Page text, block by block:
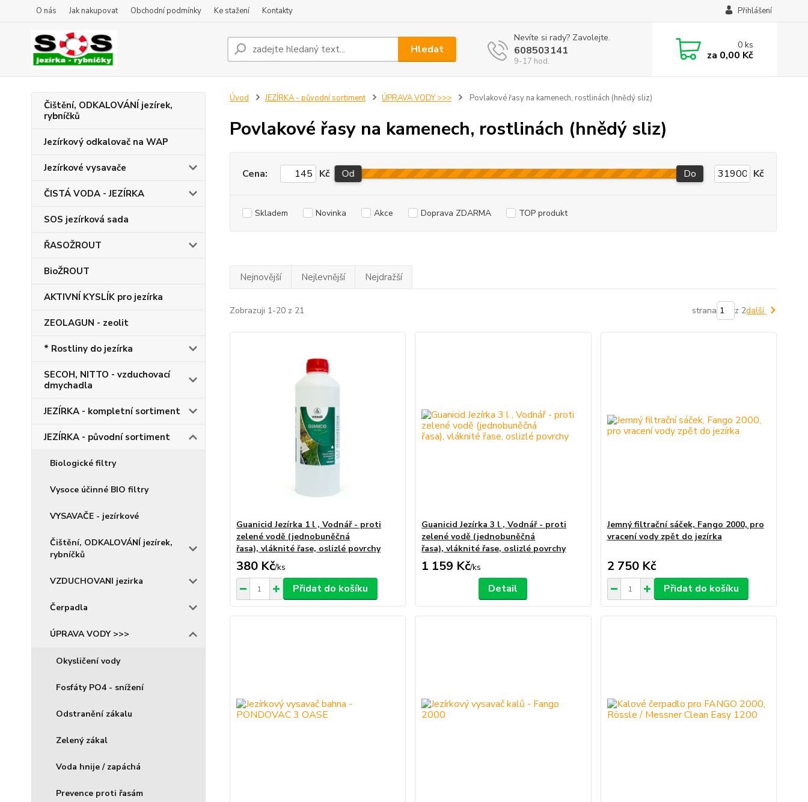
O nás Jak nakupovat Obchodní podmínky Ke stažení Kontakty Přihlášení
Hledat
Nevíte si rady? Zavolejte.
608503141
9-17 hod.
0ks
za 0,00 Kč
Čištění, ODKALOVÁNÍ jezírek,
rybníčků
Jezírkový odkalovač na WAP
Jezírkové vysavače
ČISTÁ VODA - JEZÍRKA
SOS jezírková sada
ŘASOŽROUT
BioŽROUT
AKTIVNÍ KYSLÍK pro jezírka
ZEOLAGUN - zeolit
* Rostliny do jezírka
SECOH, NITTO - vzduchovací
dmychadla
JEZÍRKA - kompletní sortiment
JEZÍRKA - původní sortiment
Biologické filtry
Vysoce účinné BIO filtry
VYSAVAČE - jezírkové
Čištění, ODKALOVÁNÍ jezírek,
rybníčků
VZDUCHOVANI jezirka
Čerpadla
ÚPRAVA VODY >>>
Okysličení vody
Fosfáty PO4 - snížení
Odstranění zákalu
Zelený zákal
Voda hnije / zapáchá
Prevence proti řasám
Úvod JEZÍRKA - původní sortiment ÚPRAVA VODY >>> Povlakové řasy na kamenech, rostlinách (hnědý sliz)
Povlakové řasy na kamenech, rostlinách (hnědý sliz)
Cena: Kč Od Do Kč
Skladem Novinka Akce Doprava ZDARMA TOP produkt
Nejnovější Nejlevnější Nejdražší
Zobrazuji 1-20 z 21 strana z 2další
Guanicid Jezírka 1 l , Vodnář - proti
zelené vodě (jednobuněčná
řasa), vláknité řase, oslizlé povrchy
380 Kč/ks
Přidat do košíku
Guanicid Jezírka 3 l , Vodnář - proti
zelené vodě (jednobuněčná
řasa), vláknité řase, oslizlé povrchy
1 159 Kč/ks
Detail
Jemný filtrační sáček, Fango 2000, pro
vracení vody zpět do jezírka
2 750 Kč
Přidat do košíku